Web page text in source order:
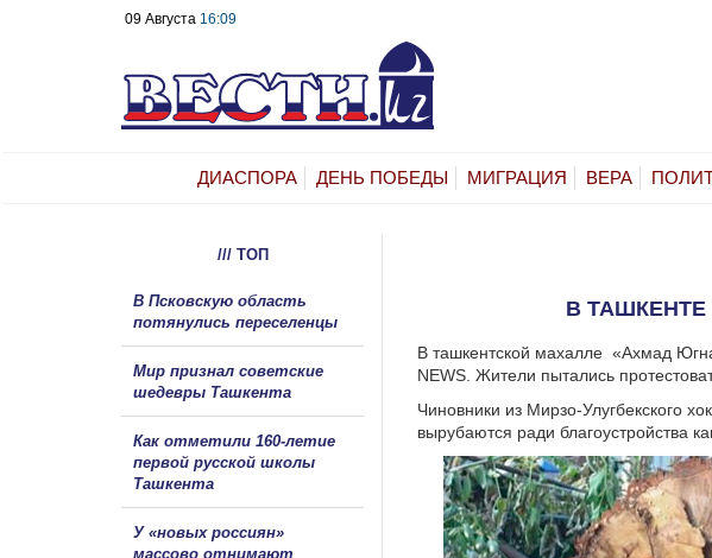
09 Августа 16:09
ДИАСПОРА ДЕНЬ ПОБЕДЫ МИГРАЦИЯ ВЕРА
В
В ташкентской махалле «Ахмад
NEWS. Жители пытались
Чиновники из Мирзо-Улугбекского
вырубаются ради благоустройства
/// ТОП
В Псковскую область
потянулись переселенцы
Мир признал советские
шедевры Ташкента
Как отметили 160-летие
первой русской школы
Ташкента
У «новых россиян»
массово отнимают